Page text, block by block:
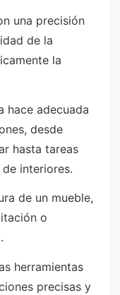
una precisión
de la
la
hace adecuada
desde
hasta tareas
interiores.
de un mueble,
o
herramientas
precisas y